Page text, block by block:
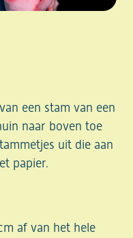
een stam van een
naar boven toe
uit die aan
papier.
af van het hele